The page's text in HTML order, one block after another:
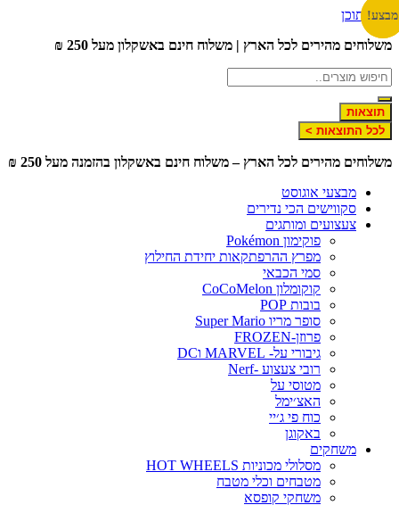
לתוכן
מהירים לכל הארץ | משלוח חינם באשקלון מעל 250 ₪
תוצאות
לכל התוצאות >
מהירים לכל הארץ – משלוח חינם באשקלון בהזמנה מעל 250 ₪
מבצעי אוגוסט
סקווישים הכי נדירים
צעצועים ומותגים
פוקימון Pokémon
מפרץ ההרפתקאות יחידת החילוץ
סמי הכבאי
קוקומלון CoCoMelon
בובות POP
סופר מריו Super Mario
פרוזן-FROZEN
גיבורי על- MARVEL וDC
רובי צעצוע -Nerf
מטוסי על
האצ׳ימל
כוח פי ג׳יי
באקוגן
משחקים
מסלולי מכוניות HOT WHEELS
מטבחים וכלי מטבח
משחקי קופסא